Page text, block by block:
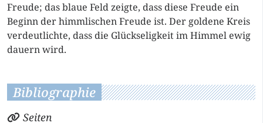
Freude; das blaue Feld zeigte, dass diese Freude ein
Beginn der himmlischen Freude ist. Der goldene Kreis
verdeutlichte, dass die Glückseligkeit im Himmel ewig
dauern wird.
Bibliographie
Seiten